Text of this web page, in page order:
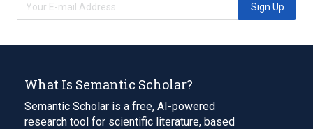
Sign Up
What Is Semantic Scholar?
Semantic Scholar is a free, AI-powered
research tool for scientific literature, based